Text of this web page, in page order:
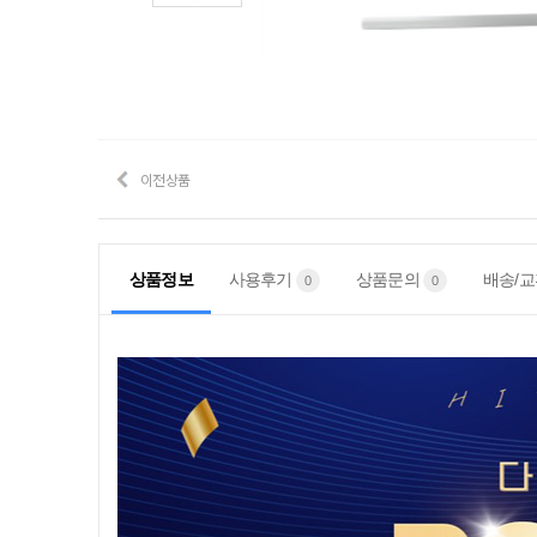
이전상품
상품정보 사용후기 0 상품문의 0 배송/